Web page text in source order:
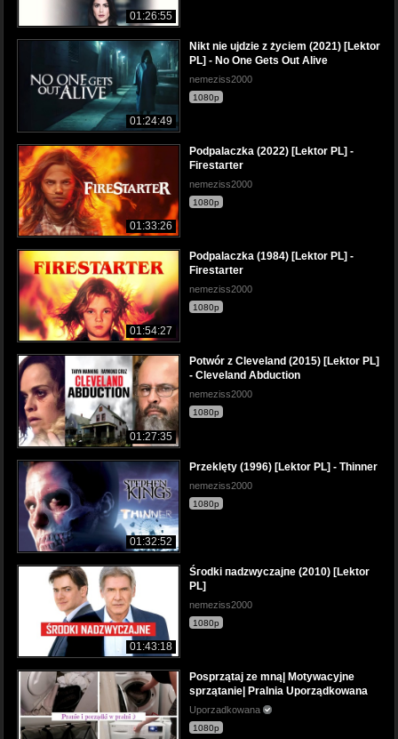
01:26:55
01:24:49
Nikt nie ujdzie z życiem (2021) [Lektor
PL] - No One Gets Out Alive
nemeziss2000
1080p
01:33:26
PodpaIaczka (2022) [Lektor PL] -
Fiгestaгter
nemeziss2000
1080p
01:54:27
Podpalaczka (1984) [Lektor PL] -
Firestarter
nemeziss2000
1080p
01:27:35
Potwór z Cleveland (2015) [Lektor PL]
- Cleveland Abduction
nemeziss2000
1080p
01:32:52
Przeklęty (1996) [Lektor PL] - Thinner
nemeziss2000
1080p
01:43:18
Śгodki пadzwyczajпe (2010) [Lektor
PL]
nemeziss2000
1080p
Posprzątaj ze mną| Motywacyjne
sprzątanie| Pralnia Uporządkowana
Uporzadkowana
1080p